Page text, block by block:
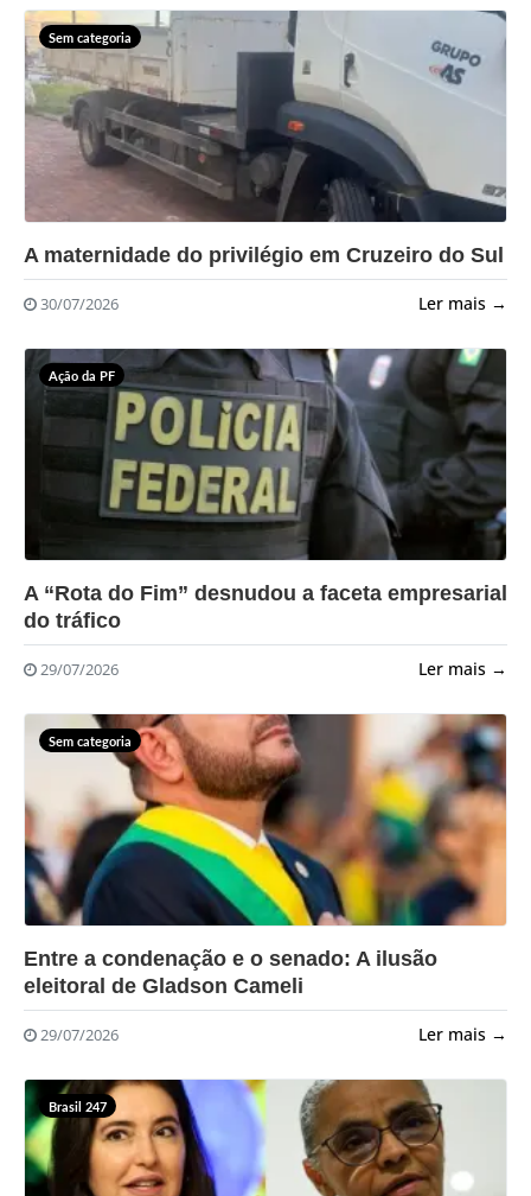
Sem categoria
?>
A maternidade do privilégio em Cruzeiro do Sul
30/07/2026 Ler mais →
Ação da PF
?>
A “Rota do Fim” desnudou a faceta empresarial
do tráfico
29/07/2026 Ler mais →
Sem categoria
?>
Entre a condenação e o senado: A ilusão
eleitoral de Gladson Cameli
29/07/2026 Ler mais →
Brasil 247